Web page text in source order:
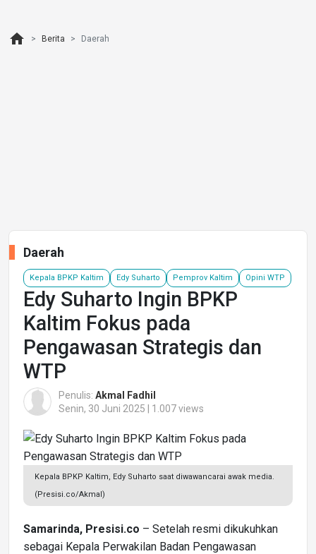
home Berita Daerah
Daerah
Kepala BPKP Kaltim Edy Suharto Pemprov Kaltim Opini WTP
Edy Suharto Ingin BPKP
Kaltim Fokus pada
Pengawasan Strategis dan
WTP
Penulis: Akmal Fadhil
Senin, 30 Juni 2025 | 1.007 views
Kepala BPKP Kaltim, Edy Suharto saat diwawancarai awak media.
(Presisi.co/Akmal)
Samarinda, Presisi.co – Setelah resmi dikukuhkan
sebagai Kepala Perwakilan Badan Pengawasan